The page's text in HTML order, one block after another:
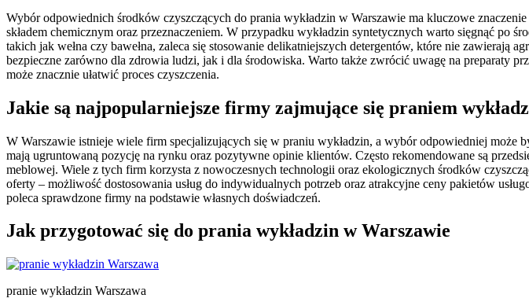
Wybór odpowiednich środków czyszczących do prania wykładzin w Warszawie ma kluczowe
składem chemicznym oraz przeznaczeniem. W przypadku wykładzin syntetycznych warto sięgnąć
takich jak wełna czy bawełna, zaleca się stosowanie delikatniejszych detergentów, które nie
bezpieczne zarówno dla zdrowia ludzi, jak i dla środowiska. Warto także zwrócić uwagę na preparaty
może znacznie ułatwić proces czyszczenia.
Jakie są najpopularniejsze firmy zajmujące się praniem
W Warszawie istnieje wiele firm specjalizujących się w praniu wykładzin, a wybór odpowiedniej
mają ugruntowaną pozycję na rynku oraz pozytywne opinie klientów. Często rekomendowane są
meblowej. Wiele z tych firm korzysta z nowoczesnych technologii oraz ekologicznych środków
oferty – możliwość dostosowania usług do indywidualnych potrzeb oraz atrakcyjne ceny pakietów
poleca sprawdzone firmy na podstawie własnych doświadczeń.
Jak przygotować się do prania wykładzin w Warszawie
pranie wykładzin Warszawa